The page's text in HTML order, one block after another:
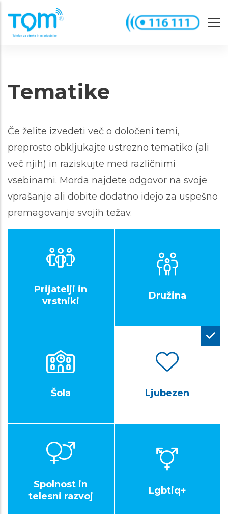
Tematike
Če želite izvedeti več o določeni temi,
preprosto obkljukajte ustrezno tematiko (ali
več njih) in raziskujte med različnimi
vsebinami. Morda najdete odgovor na svoje
vprašanje ali dobite dodatno idejo za uspešno
premagovanje svojih težav.
Prijatelji in
vrstniki
Družina
Šola Ljubezen
Spolnost in
telesni razvoj
Lgbtiq+